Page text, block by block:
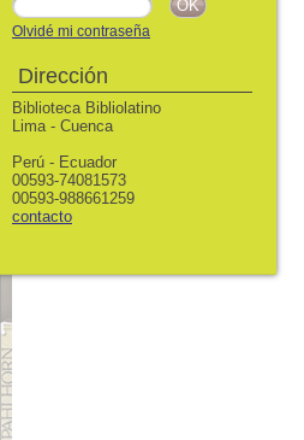
Olvidé mi contraseña
Dirección
Biblioteca Bibliolatino
Lima - Cuenca
Perú - Ecuador
00593-74081573
00593-988661259
contacto